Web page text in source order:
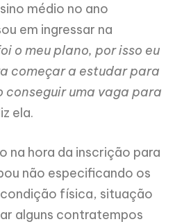
médio no ano
em ingressar na
o meu plano, por isso eu
começar a estudar para
conseguir uma vaga para
ela.
na hora da inscrição para
não especificando os
física, situação
alguns contratempos